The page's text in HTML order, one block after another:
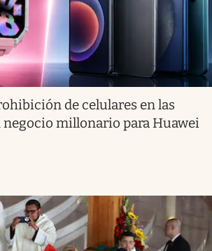
de celulares en las
negocio millonario para Huawei